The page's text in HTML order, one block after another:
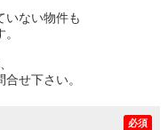
いない物件も
せ下さい。
必須